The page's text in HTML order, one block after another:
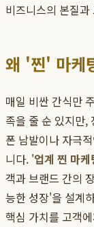
비즈니스의 본질
왜 '찐' 마케
매일 비싼 간식만
족을 줄 순 있지만,
폰 남발이나 자극
니다. '업계 찐 마케
객과 브랜드 간의
능한 성장'을 설계
핵심 가치를 고객